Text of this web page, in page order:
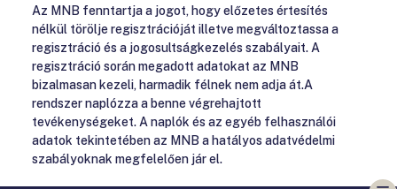
Az MNB fenntartja a jogot, hogy előzetes értesítés
nélkül törölje regisztrációját illetve megváltoztassa a
regisztráció és a jogosultságkezelés szabályait. A
regisztráció során megadott adatokat az MNB
bizalmasan kezeli, harmadik félnek nem adja át.A
rendszer naplózza a benne végrehajtott
tevékenységeket. A naplók és az egyéb felhasználói
adatok tekintetében az MNB a hatályos adatvédelmi
szabályoknak megfelelően jár el.